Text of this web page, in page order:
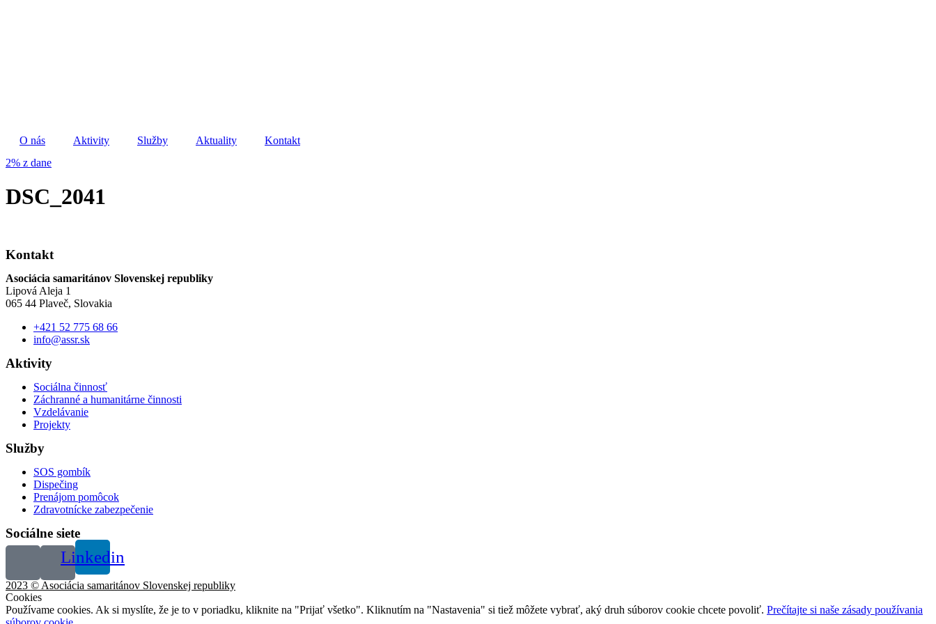
O nás Aktivity Služby Aktuality
Kontakt
2% z dane
DSC_2041
Kontakt
Asociácia samaritánov Slovenskej republiky
Lipová Aleja 1
065 44 Plaveč, Slovakia
+421 52 775 68 66
info@assr.sk
Aktivity
Sociálna činnosť
Záchranné a humanitárne činnosti
Vzdelávanie
Projekty
Služby
SOS gombík
Dispečing
Prenájom pomôcok
Zdravotnícke zabezpečenie
Sociálne siete
Linkedin
2023 © Asociácia samaritánov Slovenskej republiky
Cookies
Používame cookies. Ak si myslíte, že je to v poriadku, kliknite na "Prijať všetko". Kliknutím na "Nastavenia" si tiež môžete vybrať, aký druh súborov cookie chcete povoliť. Prečítajte si naše zásady používania